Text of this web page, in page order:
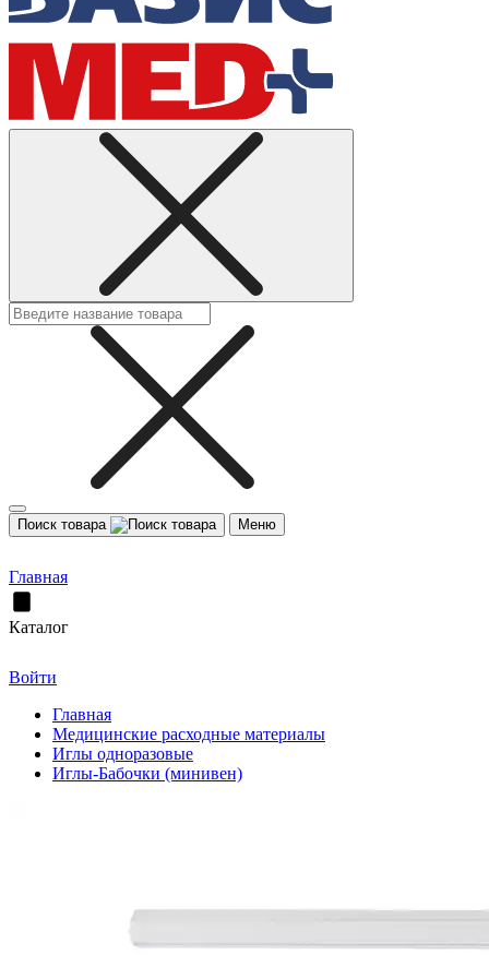
Поиск товара Меню
Главная
Каталог
Войти
Главная
Медицинские расходные материалы
Иглы одноразовые
Иглы-Бабочки (минивен)